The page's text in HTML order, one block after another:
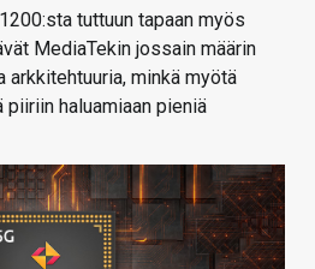
tuttuun tapaan myös
MediaTekin jossain määrin
minkä myötä
haluamiaan pieniä